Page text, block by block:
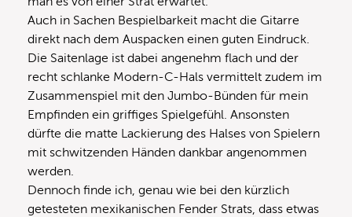
Auch in Sachen Bespielbarkeit macht die Gitarre
direkt nach dem Auspacken einen guten Eindruck.
Die Saitenlage ist dabei angenehm flach und der
recht schlanke Modern-C-Hals vermittelt zudem im
Zusammenspiel mit den Jumbo-Bünden für mein
Empfinden ein griffiges Spielgefühl. Ansonsten
dürfte die matte Lackierung des Halses von Spielern
mit schwitzenden Händen dankbar angenommen
werden.
Dennoch finde ich, genau wie bei den kürzlich
getesteten mexikanischen Fender Strats, dass etwas